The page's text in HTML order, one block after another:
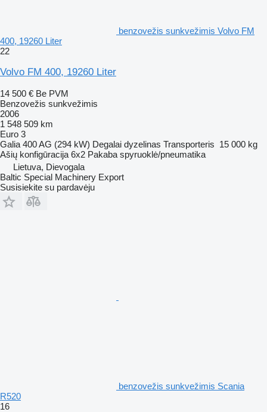
benzovežis sunkvežimis Volvo FM
400, 19260 Liter
22
Volvo FM 400, 19260 Liter
14 500 € Be PVM
Benzovežis sunkvežimis
2006
1 548 509 km
Euro 3
Galia 400 AG (294 kW) Degalai dyzelinas Transporteris 15 000 kg
Ašių konfigūracija 6x2 Pakaba spyruoklė/pneumatika
Lietuva, Dievogala
Baltic Special Machinery Export
Susisiekite su pardavėju
benzovežis sunkvežimis Scania
R520
16